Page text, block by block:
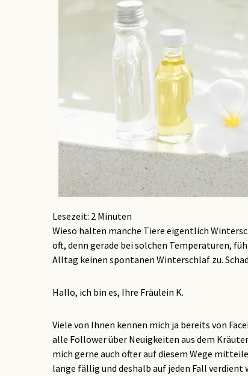
Lesezeit: 2 Minuten
Wieso halten manche Tiere eigentlich Winterschlaf, aber wir Menschen nicht? Das denke ich mir momentan sehr
oft, denn gerade bei solchen Temperaturen,
Alltag keinen spontanen Winterschlaf zu.
Hallo, ich bin es, Ihre Fräulein K.
Viele von Ihnen kennen mich ja bereits von
alle Follower über Neuigkeiten aus dem
mich gerne auch öfter auf diesem Wege
lange fällig und deshalb auf jeden Fall